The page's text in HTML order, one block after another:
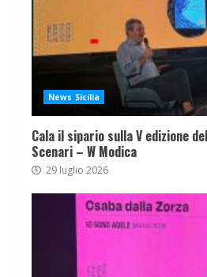
News Sicilia
Cala il sipario sulla V edizione
Scenari – W Modica
29 luglio 2026